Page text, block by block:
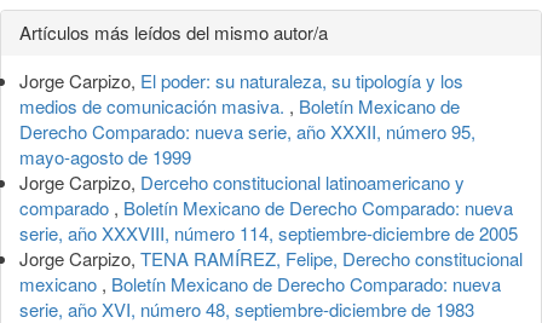
Detalles
del
artículo
Artículos más leídos del mismo autor/a
Jorge Carpizo, El poder: su naturaleza, su tipología y los
medios de comunicación masiva. , Boletín Mexicano de
Derecho Comparado: nueva serie, año XXXII, número 95,
mayo-agosto de 1999
Jorge Carpizo, Derceho constitucional latinoamericano y
comparado , Boletín Mexicano de Derecho Comparado: nueva
serie, año XXXVIII, número 114, septiembre-diciembre de 2005
Jorge Carpizo, TENA RAMÍREZ, Felipe, Derecho constitucional
mexicano , Boletín Mexicano de Derecho Comparado: nueva
serie, año XVI, número 48, septiembre-diciembre de 1983